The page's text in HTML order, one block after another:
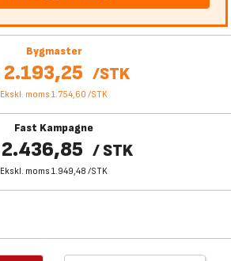
Bygmaster
2.193,25 /STK
Ekskl. moms 1.754,60 /STK
Fast Kampagne
2.436,85 / STK
Ekskl. moms 1.949,48 /STK